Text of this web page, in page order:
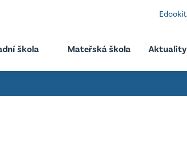
škola Mateřská škola Aktuality
Edookit